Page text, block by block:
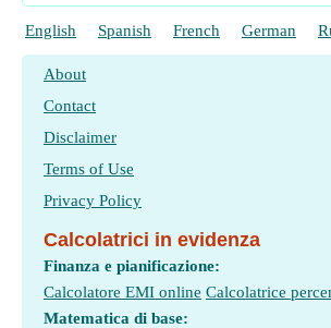
English Spanish French German
About
Contact
Disclaimer
Terms of Use
Privacy Policy
Calcolatrici in evidenza
Finanza e pianificazione:
Calcolatore EMI online Calcolatrice
Matematica di base: